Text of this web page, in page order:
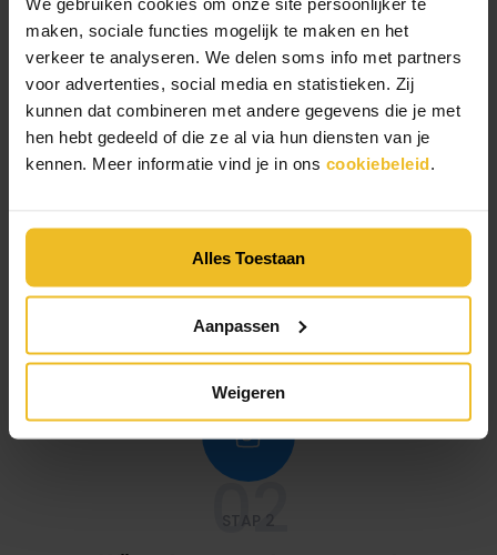
maken, sociale functies mogelijk te maken en het
verkeer te analyseren. We delen soms info met partners
voor advertenties, social media en statistieken. Zij
kunnen dat combineren met andere gegevens die je met
hen hebt gedeeld of die ze al via hun diensten van je
kennen. Meer informatie vind je in ons cookiebeleid.
Alles Toestaan
Aanpassen
Weigeren
01
STAP 1
ons over jouw horecazaak en hoe jij graag werkt.
02